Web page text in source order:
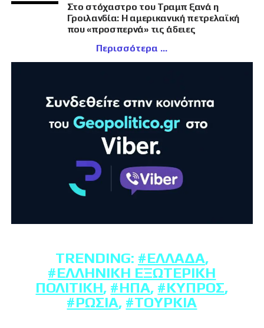
Στο στόχαστρο του Τραμπ ξανά η
Γροιλανδία: Η αμερικανική πετρελαϊκή
που «προσπερνά» τις άδειες
Περισσότερα
TRENDING: #ΕΛΛΆΔΑ,
#ΕΛΛΗΝΙΚΉ ΕΞΩΤΕΡΙΚΉ
ΠΟΛΙΤΙΚΉ, #ΗΠΑ, #ΚΎΠΡΟΣ,
#ΡΩΣΊΑ, #ΤΟΥΡΚΊΑ